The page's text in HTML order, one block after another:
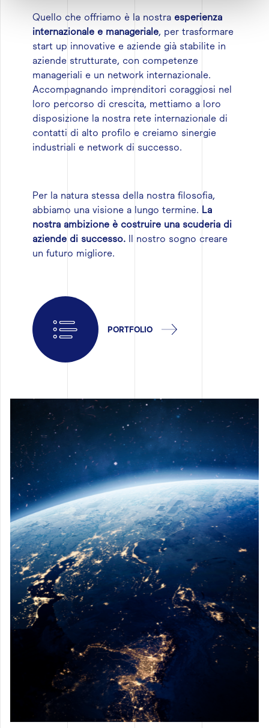
Quello che offriamo è la nostra esperienza
internazionale e manageriale, per trasformare
start up innovative e aziende già stabilite in
aziende strutturate, con competenze
manageriali e un network internazionale.
Accompagnando imprenditori coraggiosi nel
loro percorso di crescita, mettiamo a loro
disposizione la nostra rete internazionale di
contatti di alto profilo e creiamo sinergie
industriali e network di successo.
Per la natura stessa della nostra filosofia,
abbiamo una visione a lungo termine. La
nostra ambizione è costruire una scuderia di
aziende di successo. Il nostro sogno creare
un futuro migliore.
PORTFOLIO